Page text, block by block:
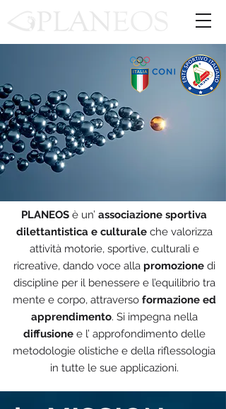
PLANEOS è un’ associazione sportiva
dilettantistica e culturaleche valorizza
attività motorie, sportive, culturali e
ricreative, dando voce alla promozionedi
discipline per il benessere e l’equilibrio tra
mente e corpo, attraverso formazione ed
apprendimento. Si impegna nella
diffusionee l’ approfondimento delle
metodologie olistiche e della riflessologia
in tutte le sue applicazioni.